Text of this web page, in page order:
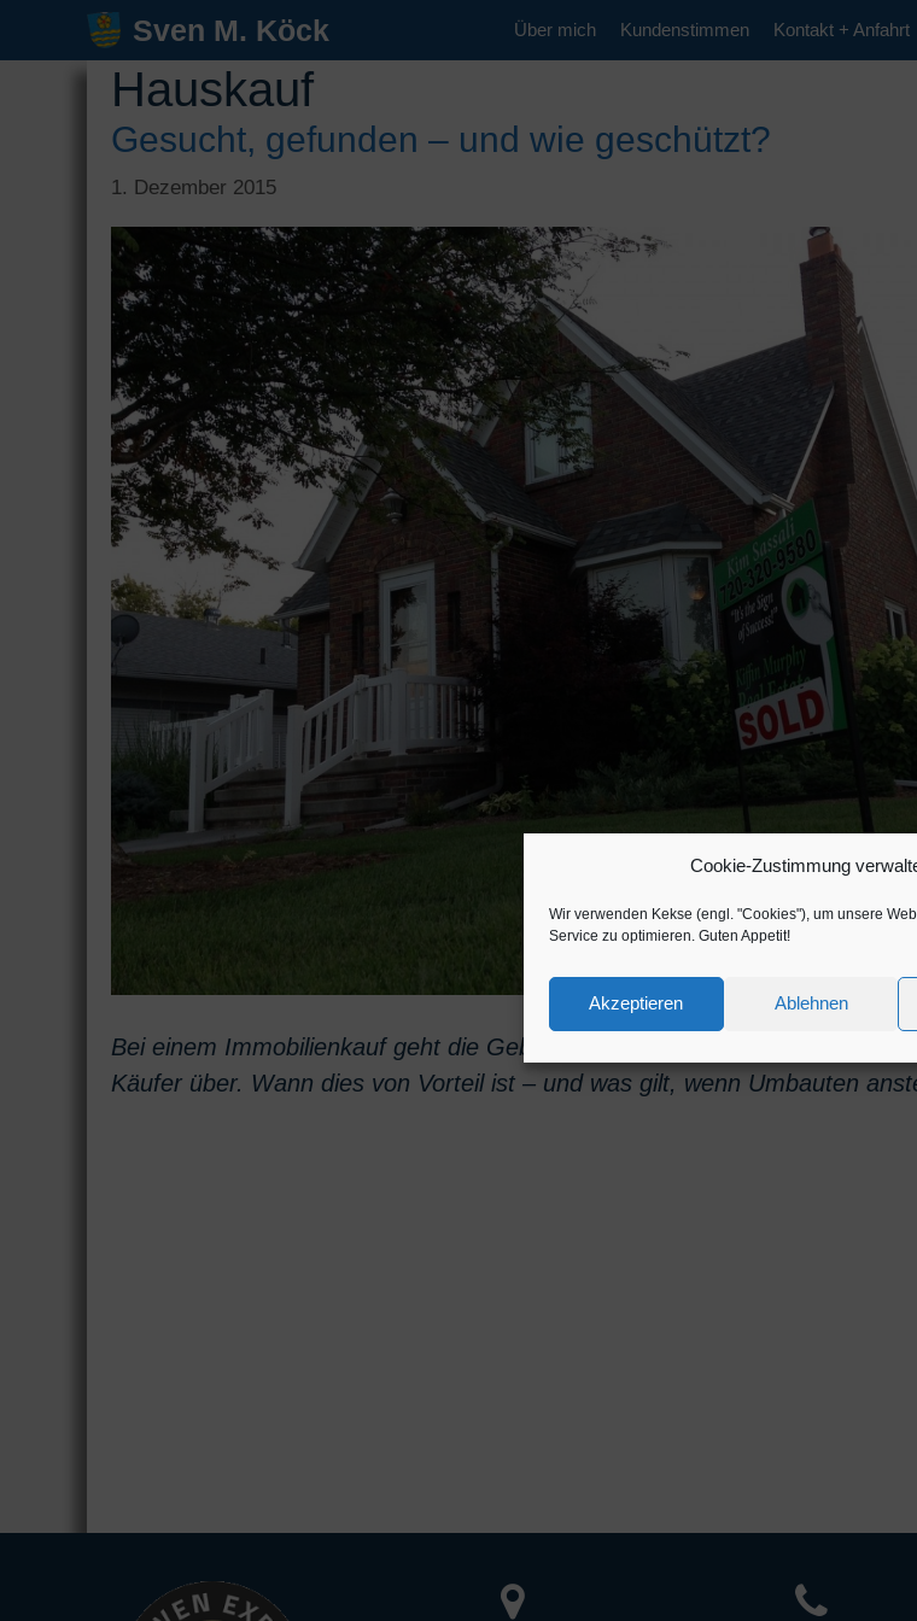
Cookie-Zustimmung
Wir verwenden Kekse (engl. "Cookies"), um unsere
Service zu optimieren. Guten Appetit!
Akzeptieren Ablehnen
Sven M. Köck Über mich Kundenstimmen Kontakt + Anfahrt
Hauskauf
Gesucht, gefunden – und wie geschützt?
1. Dezember 2015
Bei einem Immobilienkauf geht die Gebäudeversicherung des Verkäufers
Käufer über. Wann dies von Vorteil ist – und was gilt, wenn Umbauten